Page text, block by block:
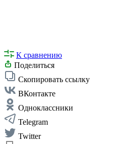
К сравнению
Поделиться
Скопировать ссылку
ВКонтакте
Одноклассники
Telegram
Twitter